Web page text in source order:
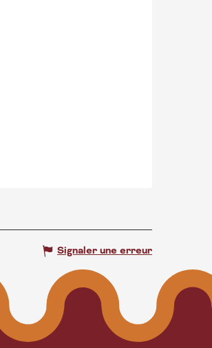
Signaler une erreur